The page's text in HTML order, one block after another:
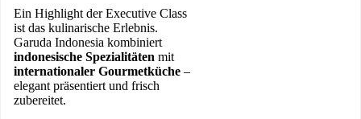
Ein Highlight der Executive Class
ist das kulinarische Erlebnis.
Garuda Indonesia kombiniert
indonesische Spezialitäten mit
internationaler Gourmetküche –
elegant präsentiert und frisch
zubereitet.